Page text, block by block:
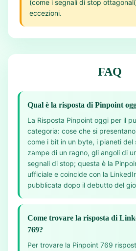
(come i segnali di stop
eccezioni.
FAQ
Qual è la risposta di Pinpoint
La Risposta Pinpoint oggi per il
categoria: cose che si
come i bit in un byte, i pianeti del
zampe di un ragno, gli angoli di
segnali di stop; questa è la
ufficiale e coincide con la
pubblicata dopo il debutto del
Come trovare la risposta di
769?
Per trovare la Pinpoint 769